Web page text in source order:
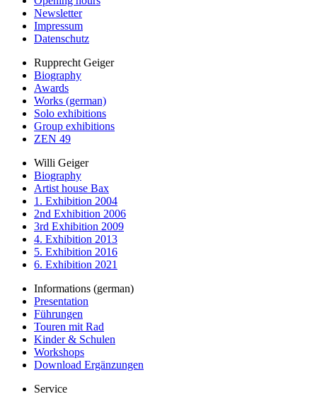
Newsletter
Impressum
Datenschutz
Rupprecht Geiger
Biography
Awards
Works (german)
Solo exhibitions
Group exhibitions
ZEN 49
Willi Geiger
Biography
Artist house Bax
1. Exhibition 2004
2nd Exhibition 2006
3rd Exhibition 2009
4. Exhibition 2013
5. Exhibition 2016
6. Exhibition 2021
Informations (german)
Presentation
Führungen
Touren mit Rad
Kinder & Schulen
Workshops
Download Ergänzungen
Service